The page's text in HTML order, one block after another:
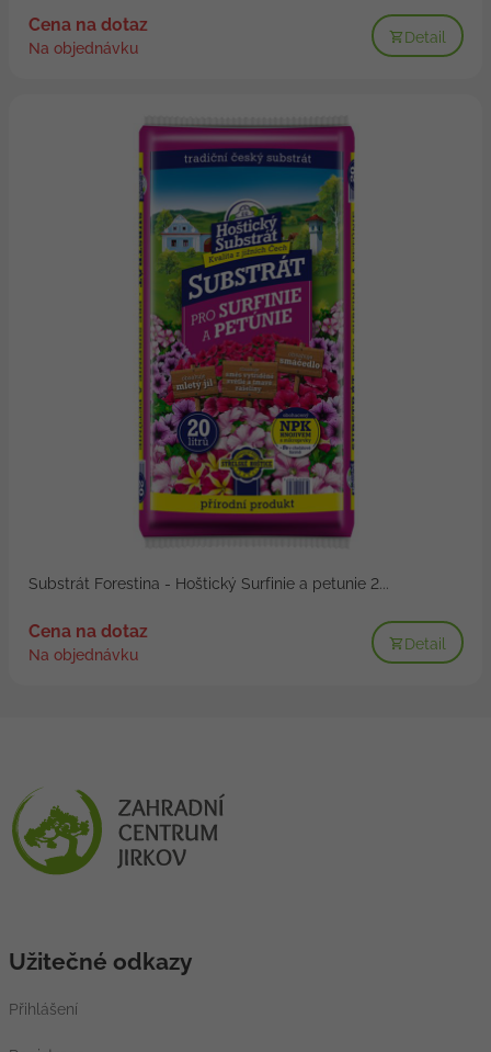
Cena na dotaz
Na objednávku
Detail
Substrát Forestina - Hoštický Surfinie a petunie 2...
Cena na dotaz
Na objednávku
Detail
Užitečné odkazy
Přihlášení